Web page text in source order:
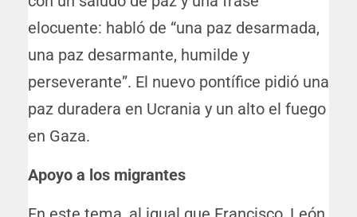
elocuente: habló de “una paz desarmada,
una paz desarmante, humilde y
perseverante”. El nuevo pontífice pidió una
paz duradera en Ucrania y un alto el fuego
en Gaza.
Apoyo a los migrantes